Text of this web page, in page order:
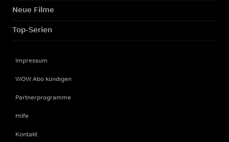
Neue Filme
Top-Serien
Impressum
WOW Abo kündigen
Partnerprogramme
Hilfe
Kontakt